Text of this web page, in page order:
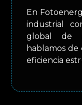
En
industrial
global de
hablamos de
eficiencia